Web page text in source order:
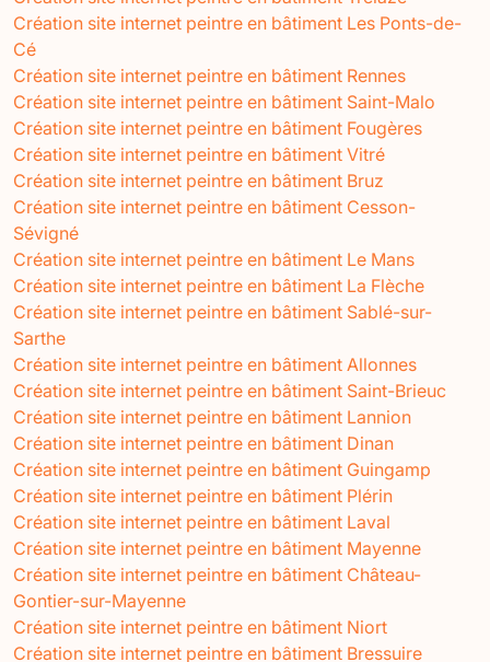
Création site internet peintre en bâtiment Les Ponts-de-
Cé
Création site internet peintre en bâtiment Rennes
Création site internet peintre en bâtiment Saint-Malo
Création site internet peintre en bâtiment Fougères
Création site internet peintre en bâtiment Vitré
Création site internet peintre en bâtiment Bruz
Création site internet peintre en bâtiment Cesson-
Sévigné
Création site internet peintre en bâtiment Le Mans
Création site internet peintre en bâtiment La Flèche
Création site internet peintre en bâtiment Sablé-sur-
Sarthe
Création site internet peintre en bâtiment Allonnes
Création site internet peintre en bâtiment Saint-Brieuc
Création site internet peintre en bâtiment Lannion
Création site internet peintre en bâtiment Dinan
Création site internet peintre en bâtiment Guingamp
Création site internet peintre en bâtiment Plérin
Création site internet peintre en bâtiment Laval
Création site internet peintre en bâtiment Mayenne
Création site internet peintre en bâtiment Château-
Gontier-sur-Mayenne
Création site internet peintre en bâtiment Niort
Création site internet peintre en bâtiment Bressuire